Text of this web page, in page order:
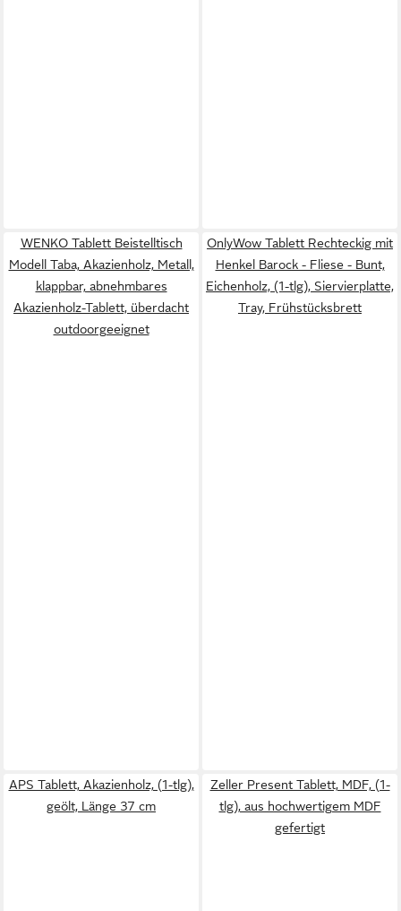
WENKO Tablett Beistelltisch
Modell Taba, Akazienholz, Metall,
klappbar, abnehmbares
Akazienholz-Tablett, überdacht
outdoorgeeignet
OnlyWow Tablett Rechteckig mit
Henkel Barock - Fliese - Bunt,
Eichenholz, (1-tlg), Siervierplatte,
Tray, Frühstücksbrett
APS Tablett, Akazienholz, (1-tlg),
geölt, Länge 37 cm
Zeller Present Tablett, MDF, (1-
tlg), aus hochwertigem MDF
gefertigt